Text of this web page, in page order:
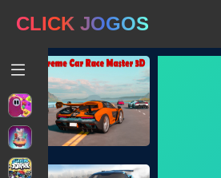
CLICK JOGOS